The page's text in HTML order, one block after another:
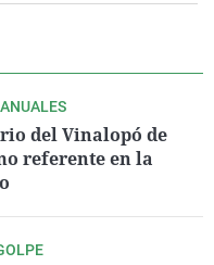
del Vinalopó de
referente en la